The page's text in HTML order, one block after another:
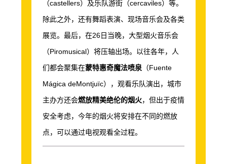
（castellers）及乐队游街（cercaviles）等。
除此之外，还有舞蹈表演、现场音乐会及各类
展览。最后，在26日当晚，大型烟火音乐会
（Piromusical）将压轴出场。以往各年，人
们都会聚集在蒙特惠奇魔法喷泉 （Fuente
Mágica deMontjuïc），观看乐队演出，城市
主办方还会燃放精美绝伦的烟火，但出于疫情
安全考虑，今年的烟火将安排在不同的燃放
点，可以通过电视观看全过程。